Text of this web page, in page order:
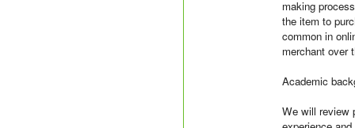
making
the item to
common in
merchant over
Academic
We will review